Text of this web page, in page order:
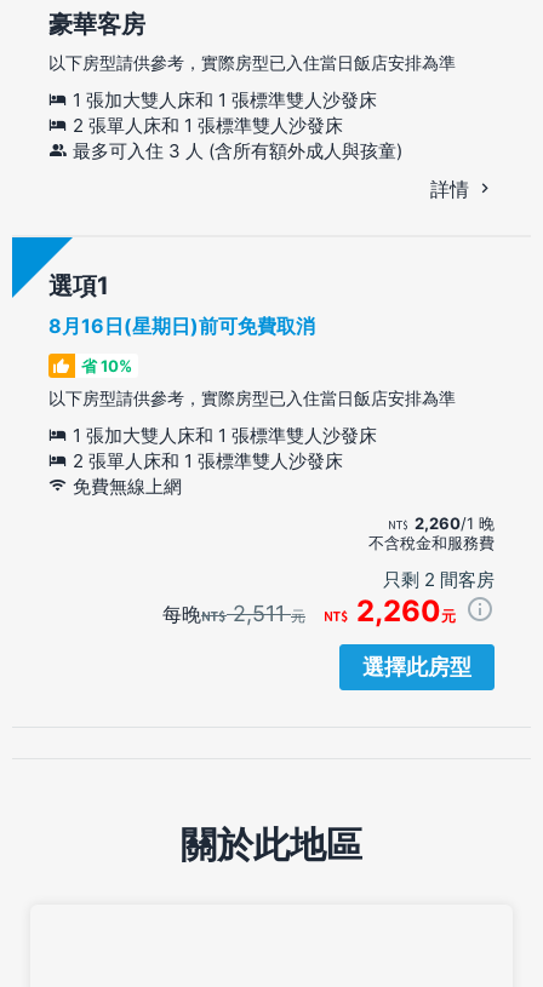
豪華客房
以下房型請供參考，實際房型已入住當日飯店安排為準
1 張加大雙人床和 1 張標準雙人沙發床
2 張單人床和 1 張標準雙人沙發床
最多可入住 3 人 (含所有額外成人與孩童)
詳情
選項
8月16日(星期日)前可免費取消
省 10%
以下房型請供參考，實際房型已入住當日飯店安排為準
1 張加大雙人床和 1 張標準雙人沙發床
2 張單人床和 1 張標準雙人沙發床
免費無線上網
2,260/1 晚
不含稅金和服務費
只剩 2 間客房
每晚 2,511元 2,260元
選擇此房型
關於此地區